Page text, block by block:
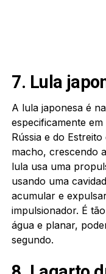
7. Lula
A lula japonesa é
especificamente
Rússia e do
macho, crescendo
lula usa uma
usando uma
acumular e
impulsionador. É
água e planar,
segundo.